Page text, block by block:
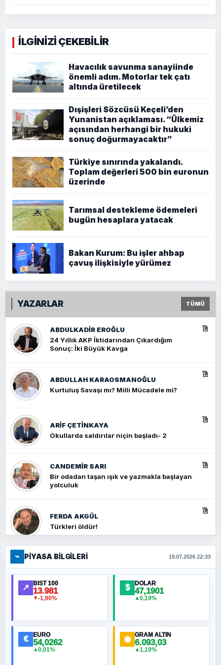
İLGİNİZİ ÇEKEBİLİR
Havacılık savunma sanayiinde
önemli adım. Motorlar tek çatı
altında üretilecek
Dışişleri Sözcüsü Keçeli’den
Yunanistan açıklaması. “Ülkemiz
açısından herhangi bir hukuki
sonuç doğurmayacaktır”
Türkiye sınırında yakalandı.
Toplam değerleri 500 bin euronun
üzerinde
Tarımsal destekleme ödemeleri
bugün hesaplara yatacak
Bakan Kurum: Bu işler ahbap
çavuş ilişkisiyle yürümez
YAZARLAR TÜMÜ
ABDULKADIR EROĞLU
24 Yıllık AKP İktidarından Çıkardığım
Sonuç: İki Büyük Kavga
ABDULLAH KARAOSMANOĞLU
Kurtuluş Savaşı mı? Milli Mücadele mi?
ARIF ÇETİNKAYA
Okullarda saldırılar niçin başladı- 2
CANDEMIR SARI
Bir odadan taşan ışık ve yazmakla başlayan
yolculuk
FERDA AKGÜL
Türkleri öldür!
FERHAT BÜYÜKKALKAN
Ankara Zirvesi: NATO Toplantısı mı, Yeni
Ortadoğu Haritasının Provası mı?
MURAT ÖZKAN
⌁ PIYASA BILGILERI 19.07.2026 22:33
↗ BIST 100
13.981
▼-1,90%
$ DOLAR
47,1901
▲0,19%
€ EURO
54,0262
▲0,01%
◉ GRAM ALTIN
6.093,03
▲1,19%